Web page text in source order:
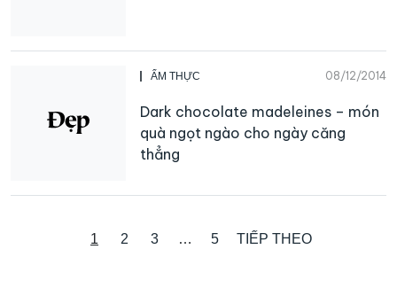
ẨM THỰC 08/12/2014
Dark chocolate madeleines – món
quà ngọt ngào cho ngày căng
thẳng
1 2 3 … 5 TIẾP THEO